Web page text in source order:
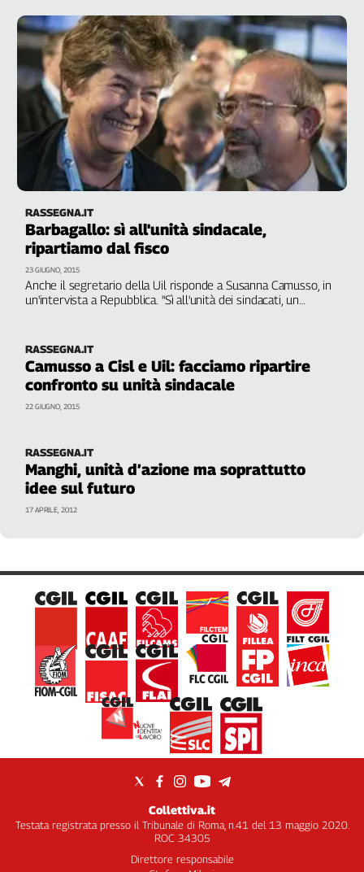
governo e Parlamento
RASSEGNA.IT
Barbagallo: sì all'unità sindacale,
ripartiamo dal fisco
Anche il segretario della Uil risponde a Susanna Camusso, in
un'intervista a Repubblica. "Sì all'unità dei sindacati, un
organizzazione"
23 GIUGNO, 2015
RASSEGNA.IT
Camusso a Cisl e Uil: facciamo ripartire
confronto su unità sindacale
22 GIUGNO, 2015
RASSEGNA.IT
Manghi, unità d’azione ma soprattutto
idee sul futuro
17 APRILE, 2012
Collettiva.it
Testata registrata presso il Tribunale di Roma, n.41 del 13 maggio 2020.
ROC 34305
Direttore responsabile